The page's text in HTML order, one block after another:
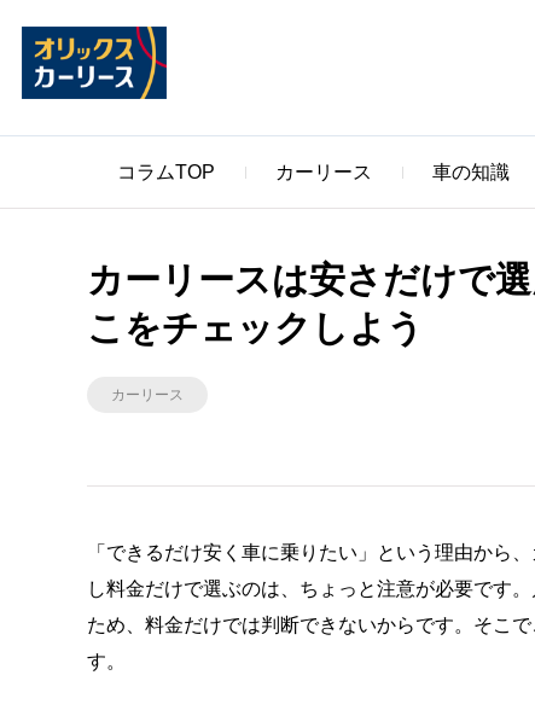
コラムTOP カーリース 車の知識
カーリースは安さだけで
こをチェックしよう
カーリース
「できるだけ安く車に乗りたい」という理由から
し料金だけで選ぶのは、ちょっと注意が必要です
ため、料金だけでは判断できないからです。そこ
す。